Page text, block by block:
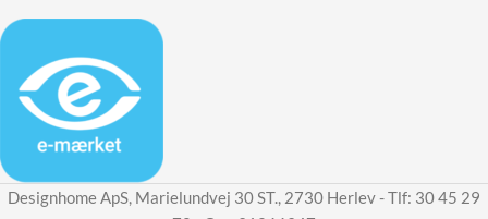
Designhome ApS, Marielundvej 30 ST., 2730 Herlev - Tlf: 30 45 29